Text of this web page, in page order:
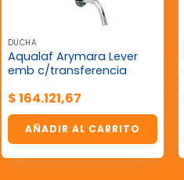
DUCHA
Aqualaf Arymara Lever
emb c/transferencia
$164.121,67
AÑADIR AL CARRITO